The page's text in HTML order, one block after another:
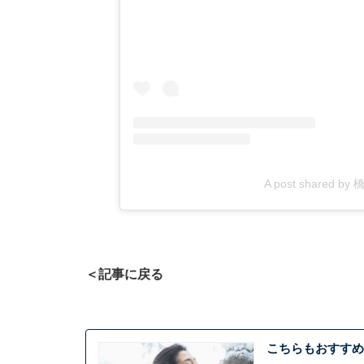
A post shared by
＜記事に戻る
こちらもおすすめ